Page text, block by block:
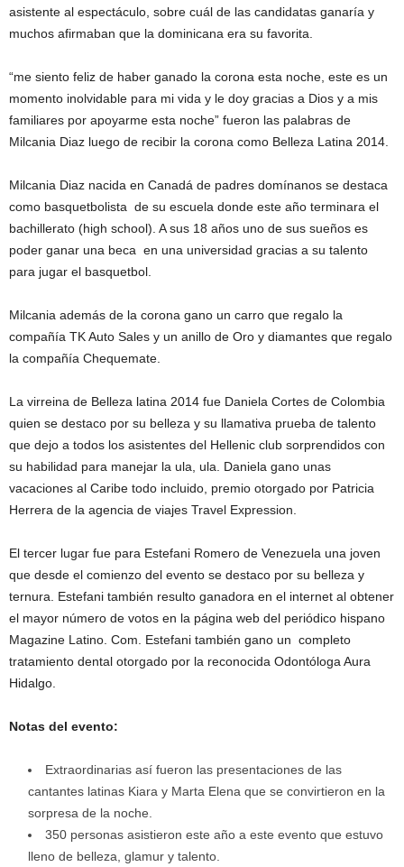
asistente al espectáculo, sobre cuál de las candidatas ganaría y
muchos afirmaban que la dominicana era su favorita.
“me siento feliz de haber ganado la corona esta noche, este es un
momento inolvidable para mi vida y le doy gracias a Dios y a mis
familiares por apoyarme esta noche” fueron las palabras de
Milcania Diaz luego de recibir la corona como Belleza Latina 2014.
Milcania Diaz nacida en Canadá de padres domínanos se destaca
como basquetbolista de su escuela donde este año terminara el
bachillerato (high school). A sus 18 años uno de sus sueños es
poder ganar una beca en una universidad gracias a su talento
para jugar el basquetbol.
Milcania además de la corona gano un carro que regalo la
compañía TK Auto Sales y un anillo de Oro y diamantes que regalo
la compañía Chequemate.
La virreina de Belleza latina 2014 fue Daniela Cortes de Colombia
quien se destaco por su belleza y su llamativa prueba de talento
que dejo a todos los asistentes del Hellenic club sorprendidos con
su habilidad para manejar la ula, ula. Daniela gano unas
vacaciones al Caribe todo incluido, premio otorgado por Patricia
Herrera de la agencia de viajes Travel Expression.
El tercer lugar fue para Estefani Romero de Venezuela una joven
que desde el comienzo del evento se destaco por su belleza y
ternura. Estefani también resulto ganadora en el internet al obtener
el mayor número de votos en la página web del periódico hispano
Magazine Latino. Com. Estefani también gano un completo
tratamiento dental otorgado por la reconocida Odontóloga Aura
Hidalgo.
Notas del evento:
Extraordinarias así fueron las presentaciones de las
cantantes latinas Kiara y Marta Elena que se convirtieron en la
sorpresa de la noche.
350 personas asistieron este año a este evento que estuvo
lleno de belleza, glamur y talento.